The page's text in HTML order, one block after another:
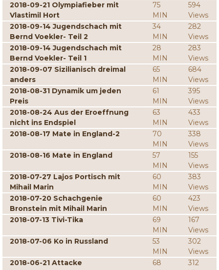
2018-09-21 Olympiafieber mit
Vlastimil Hort
75
MIN
594
Views
2018-09-14 Jugendschach mit
Bernd Voekler- Teil 2
34
MIN
282
Views
2018-09-14 Jugendschach mit
Bernd Voekler- Teil 1
28
MIN
283
Views
2018-09-07 Sizilianisch dreimal
anders
65
MIN
684
Views
2018-08-31 Dynamik um jeden
Preis
61
MIN
395
Views
2018-08-24 Aus der Eroeffnung
nicht ins Endspiel
63
MIN
433
Views
2018-08-17 Mate in England-2
70
MIN
338
Views
2018-08-16 Mate in England
57
MIN
155
Views
2018-07-27 Lajos Portisch mit
Mihail Marin
60
MIN
383
Views
2018-07-20 Schachgenie
Bronstein mit Mihail Marin
60
MIN
423
Views
2018-07-13 Tivi-Tika
69
MIN
167
Views
2018-07-06 Ko in Russland
53
MIN
302
Views
2018-06-21 Attacke
68
312